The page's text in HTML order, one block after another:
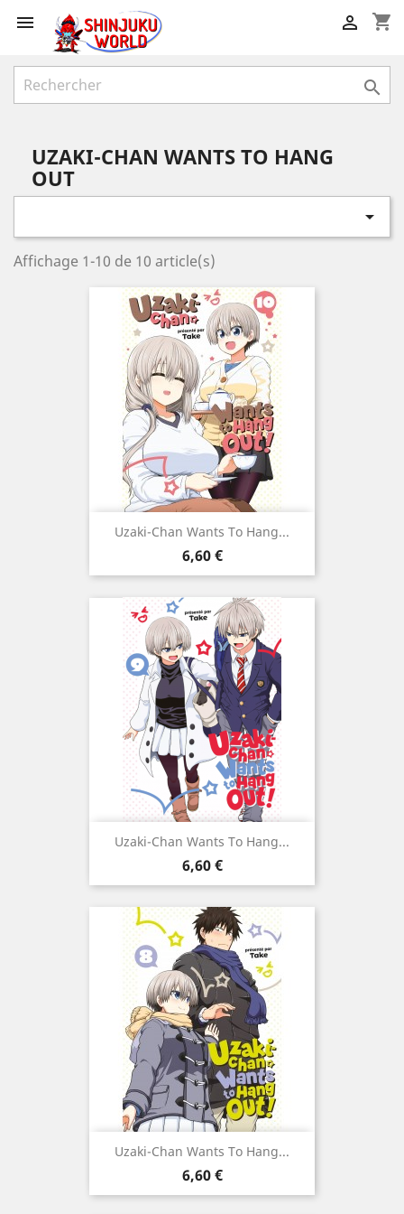
 shopping_cart


UZAKI-CHAN WANTS TO HANG
OUT

Affichage 1-10 de 10 article(s)
Uzaki-Chan Wants To Hang...
Prix
6,60 €
Uzaki-Chan Wants To Hang...
Prix
6,60 €
Uzaki-Chan Wants To Hang...
Prix
6,60 €